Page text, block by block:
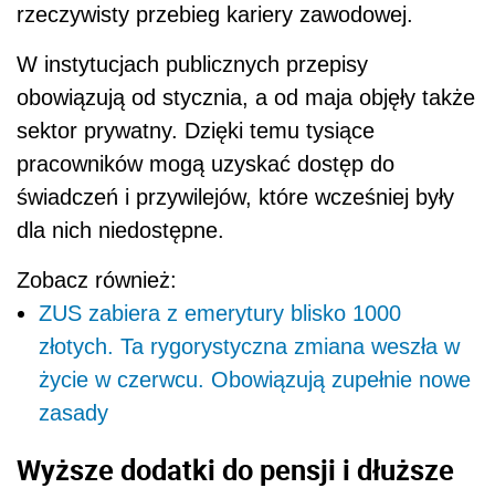
rzeczywisty przebieg kariery zawodowej.
W instytucjach publicznych przepisy
obowiązują od stycznia, a od maja objęły także
sektor prywatny. Dzięki temu tysiące
pracowników mogą uzyskać dostęp do
świadczeń i przywilejów, które wcześniej były
dla nich niedostępne.
Zobacz również:
ZUS zabiera z emerytury blisko 1000
złotych. Ta rygorystyczna zmiana weszła w
życie w czerwcu. Obowiązują zupełnie nowe
zasady
Wyższe dodatki do pensji i dłuższe